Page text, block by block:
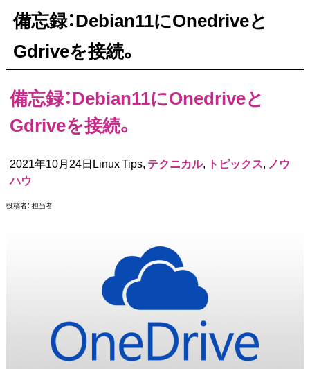
備忘録：Debian11にOnedriveと
Gdriveを接続。
備忘録：Debian11にOnedriveと
Gdriveを接続。
2021年10月24日Linux Tips, テクニカル, トピックス, ノウ
ハウ
投稿者： 担当者